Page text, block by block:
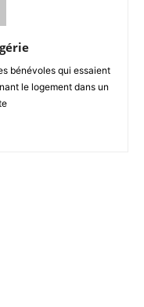
bénévoles qui essaient
le logement dans un